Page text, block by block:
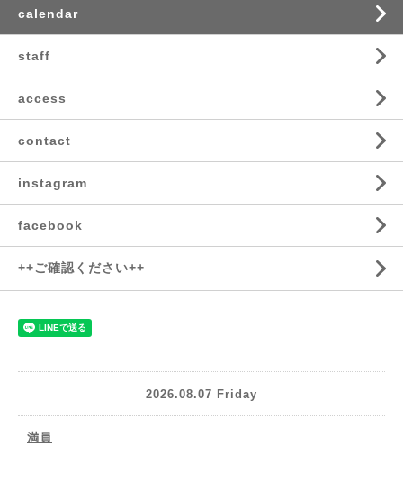
calendar
staff
access
contact
instagram
facebook
++ご確認ください++
2026.08.07 Friday
満員